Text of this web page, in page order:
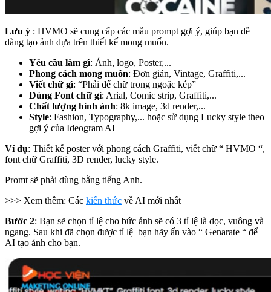
Lưu ý : HVMO sẽ cung cấp các mẫu prompt gợi ý, giúp bạn dễ
dàng tạo ảnh dựa trên thiết kế mong muốn.
Yêu cầu làm gì: Ảnh, logo, Poster,...
Phong cách mong muốn: Đơn giản, Vintage, Graffiti,...
Viết chữ gì: “Phải để chữ trong ngoặc kép”
Dùng Font chữ gì: Arial, Comic strip, Graffiti,...
Chất lượng hình ảnh: 8k image, 3d render,...
Style: Fashion, Typography,... hoặc sử dụng Lucky style theo
gợi ý của Ideogram AI
Ví dụ: Thiết kế poster với phong cách Graffiti, viết chữ “ HVMO “,
font chữ Graffiti, 3D render, lucky style.
Promt sẽ phải dùng bằng tiếng Anh.
>>> Xem thêm: Các kiến thức về AI mới nhất
Bước 2: Bạn sẽ chọn tỉ lệ cho bức ảnh sẽ có 3 tỉ lệ là dọc, vuông và
ngang. Sau khi đã chọn được tỉ lệ bạn hãy ấn vào “ Genarate “ để
AI tạo ảnh cho bạn.